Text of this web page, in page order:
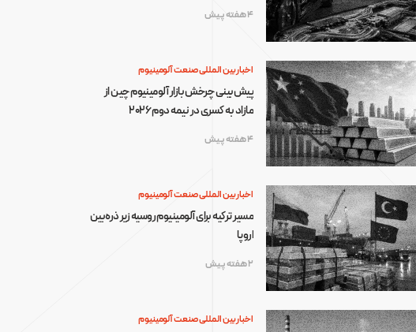
4 هفته پیش
اخبار بین المللی صنعت آلومینیوم
پیش‌بینی چرخش بازار آلومینیوم چین از
مازاد به کسری در نیمه دوم ۲۰۲۶
4 هفته پیش
اخبار بین المللی صنعت آلومینیوم
مسیر ترکیه برای آلومینیوم روسیه زیر ذره‌بین
اروپا
2 هفته پیش
اخبار بین المللی صنعت آلومینیوم